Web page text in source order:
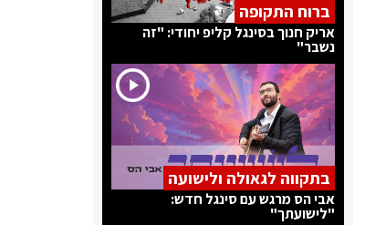
ברוח התקופה
אריק חנוך בסינגל קליפ יחודי: "זה
נשבר"
בתקווה לגאולה ולישועה
אבי הס מרגש עם סינגל חדש:
"לישועתך"